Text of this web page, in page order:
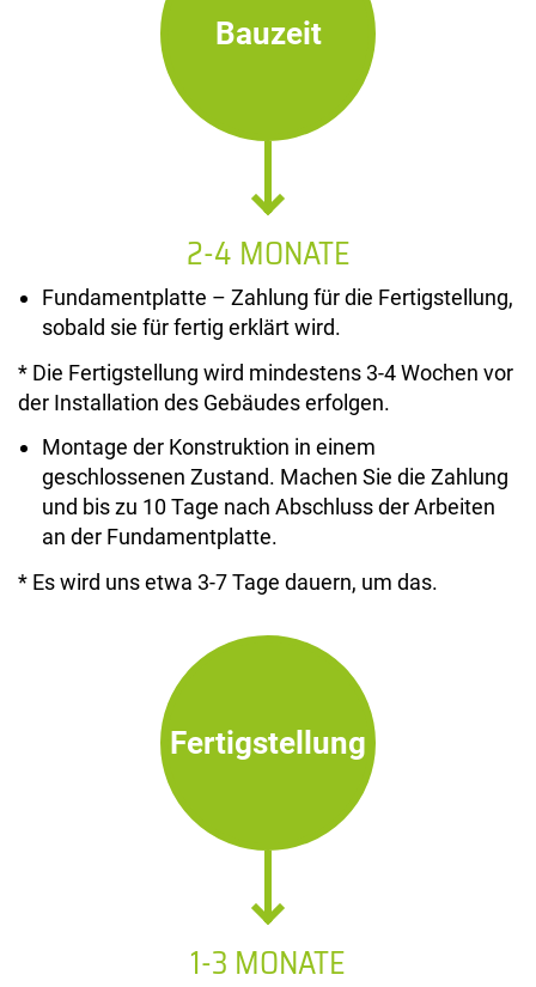
Bauzeit
2-4 MONATE
Fundamentplatte – Zahlung für die Fertigstellung,
sobald sie für fertig erklärt wird.
* Die Fertigstellung wird mindestens 3-4 Wochen vor
der Installation des Gebäudes erfolgen.
Montage der Konstruktion in einem
geschlossenen Zustand. Machen Sie die Zahlung
und bis zu 10 Tage nach Abschluss der Arbeiten
an der Fundamentplatte.
* Es wird uns etwa 3-7 Tage dauern, um das.
Fertigstellung
1-3 MONATE